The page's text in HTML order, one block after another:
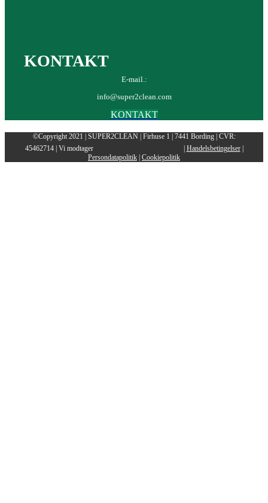
KONTAKT
E-mail.:
info@super2clean.com
KONTAKT
©Copyright 2021 | SUPER2CLEAN | Firhuse 1 | 7441 Bording | CVR:
45462714 | Vi modtager
| Handelsbetingelser|
Persondatapolitik | Cookiepolitik